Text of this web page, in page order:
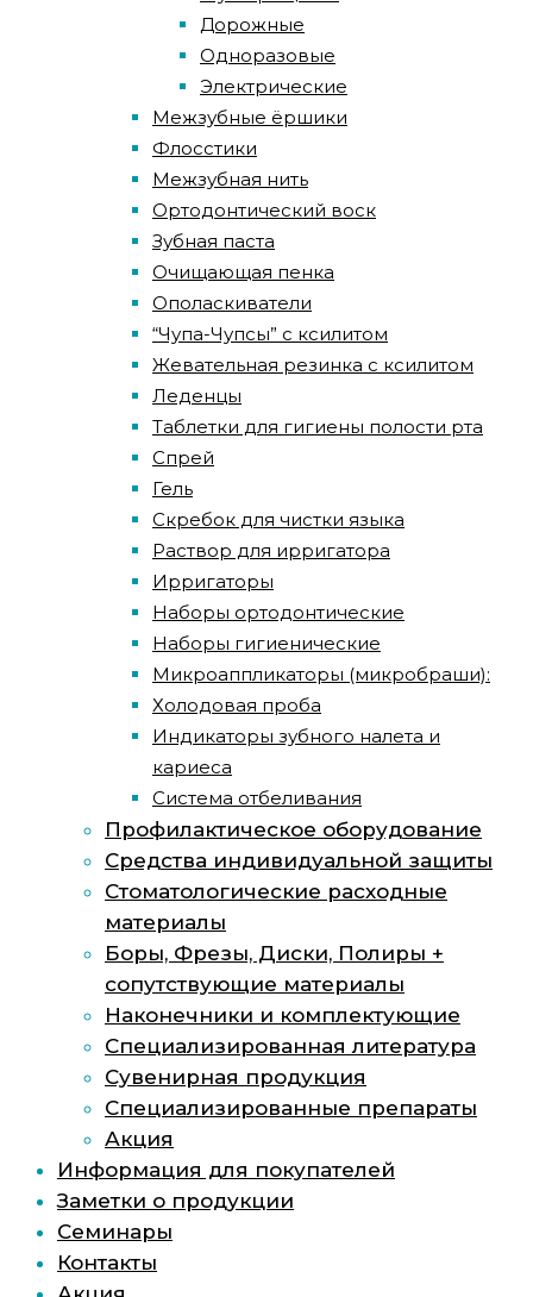
Дорожные
Одноразовые
Электрические
Межзубные ёршики
Флосстики
Межзубная нить
Ортодонтический воск
Зубная паста
Очищающая пенка
Ополаскиватели
“Чупа-Чупсы” с ксилитом
Жевательная резинка с ксилитом
Леденцы
Таблетки для гигиены полости рта
Спрей
Гель
Скребок для чистки языка
Раствор для ирригатора
Ирригаторы
Наборы ортодонтические
Наборы гигиенические
Микроаппликаторы (микробраши):
Холодовая проба
Индикаторы зубного налета и
кариеса
Система отбеливания
Профилактическое оборудование
Средства индивидуальной защиты
Стоматологические расходные
материалы
Боры, Фрезы, Диски, Полиры +
сопутствующие материалы
Наконечники и комплектующие
Специализированная литература
Сувенирная продукция
Специализированные препараты
Акция
Информация для покупателей
Заметки о продукции
Семинары
Контакты